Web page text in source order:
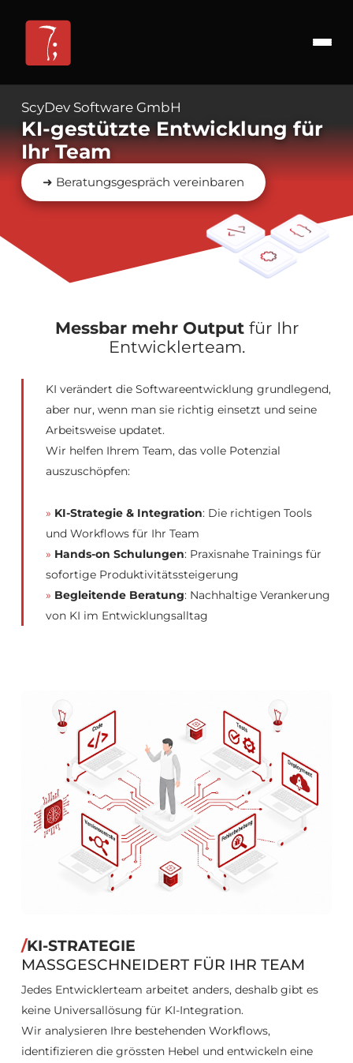
ScyDev Software GmbH
KI-gestützte Entwicklung für
Ihr Team
➜ Beratungsgespräch vereinbaren
Messbar mehr Output für Ihr
Entwicklerteam.
KI verändert die Softwareentwicklung grundlegend,
aber nur, wenn man sie richtig einsetzt und seine
Arbeitsweise updatet.
Wir helfen Ihrem Team, das volle Potenzial
auszuschöpfen:
» KI-Strategie & Integration: Die richtigen Tools
und Workflows für Ihr Team
» Hands-on Schulungen: Praxisnahe Trainings für
sofortige Produktivitätssteigerung
» Begleitende Beratung: Nachhaltige Verankerung
von KI im Entwicklungsalltag
/KI-STRATEGIE
MASSGESCHNEIDERT FÜR IHR TEAM
Jedes Entwicklerteam arbeitet anders, deshalb gibt es
keine Universallösung für KI-Integration.
Wir analysieren Ihre bestehenden Workflows,
identifizieren die grössten Hebel und entwickeln eine